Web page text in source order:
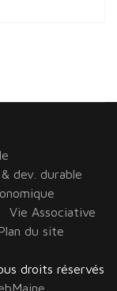
dev. durable
Vie Associative
du site
droits réservés